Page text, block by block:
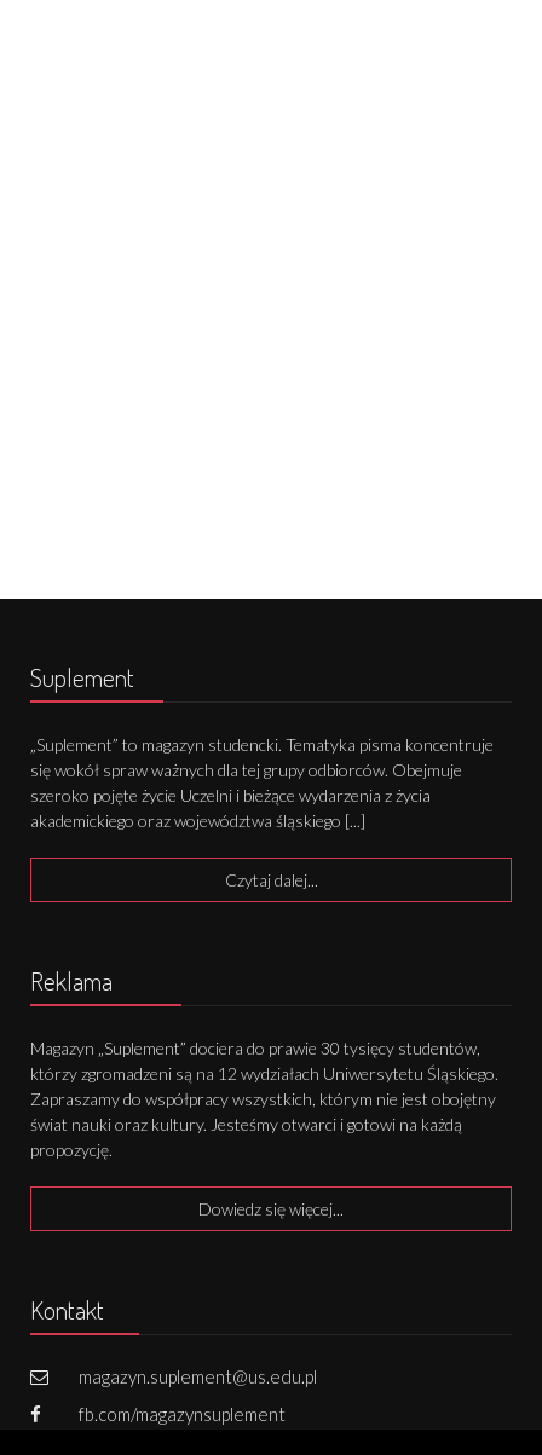
Suplement
„Suplement” to magazyn studencki. Tematyka pisma koncentruje
się wokół spraw ważnych dla tej grupy odbiorców. Obejmuje
szeroko pojęte życie Uczelni i bieżące wydarzenia z życia
akademickiego oraz województwa śląskiego [...]
Czytaj dalej...
Reklama
Magazyn „Suplement” dociera do prawie 30 tysięcy studentów,
którzy zgromadzeni są na 12 wydziałach Uniwersytetu Śląskiego.
Zapraszamy do współpracy wszystkich, którym nie jest obojętny
świat nauki oraz kultury. Jesteśmy otwarci i gotowi na każdą
propozycję.
Dowiedz się więcej...
Kontakt
magazyn.suplement@us.edu.pl
fb.com/magazynsuplement